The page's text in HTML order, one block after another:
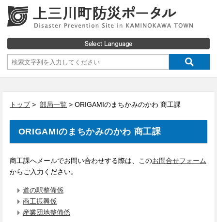
トップ> 部局一覧 > ORIGAMIのまちかみのかわ 商工課
ORIGAMIのまちかみのかわ 商工課
商工課へメールでお問い合わせする際は、このお問合せフォーム
からご入力ください。
道の駅整備係
商工振興係
産業団地整備係